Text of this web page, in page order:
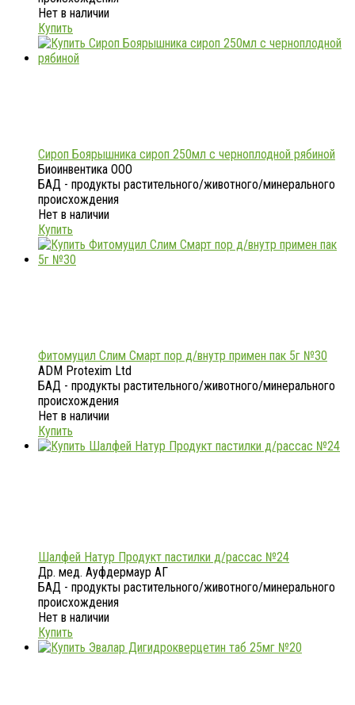
Нет в наличии
Купить
Сироп Боярышника сироп 250мл с черноплодной рябиной
Биоинвентика ООО
БАД - продукты растительного/животного/минерального
происхождения
Нет в наличии
Купить
Фитомуцил Слим Смарт пор д/внутр примен пак 5г №30
ADM Protexim Ltd
БАД - продукты растительного/животного/минерального
происхождения
Нет в наличии
Купить
Шалфей Натур Продукт пастилки д/рассас №24
Др. мед. Ауфдермаур АГ
БАД - продукты растительного/животного/минерального
происхождения
Нет в наличии
Купить